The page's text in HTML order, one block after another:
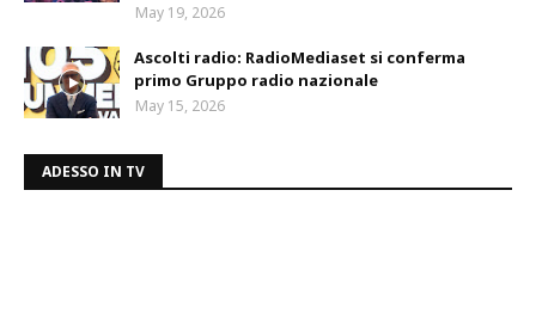
May 19, 2026
Ascolti radio: RadioMediaset si conferma
primo Gruppo radio nazionale
May 15, 2026
ADESSO IN TV